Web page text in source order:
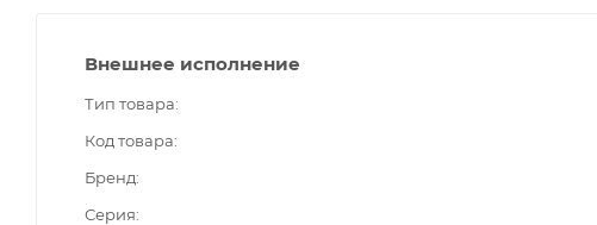
Внешнее исполнение
Тип товара
Код товара
Бренд
Серия